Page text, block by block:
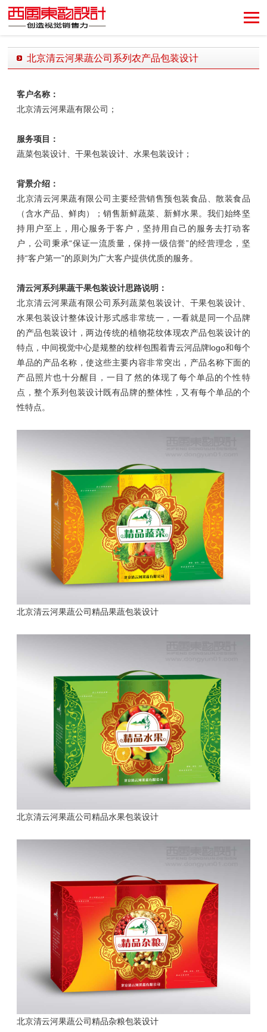
创造视觉销售力！
北京清云河果蔬公司系列农产品包装设计
客户名称：
北京清云河果蔬有限公司；
服务项目：
蔬菜包装设计、干果包装设计、水果包装设计；
背景介绍：
北京清云河果蔬有限公司主要经营销售预包装食品、散装食品
（含水产品、鲜肉）；销售新鲜蔬菜、新鲜水果。我们始终坚
持用户至上，用心服务于客户，坚持用自己的服务去打动客
户，公司秉承“保证一流质量，保持一级信誉”的经营理念，坚
持“客户第一”的原则为广大客户提供优质的服务。
清云河系列果蔬干果包装设计思路说明：
北京清云河果蔬有限公司系列 蔬菜包装设计、干果包装设计、
水果包装设计整体设计形式感非常统一，一看就是同一个品牌
的产品包装设计，两边传统的植物花纹体现农产品包装设计的
特点，中间视觉中心是规整的纹样包围着青云河品牌logo和每个
单品的产品名称，使这些主要内容非常突出，产品名称下面的
产品照片也十分醒目，一目了然的体现了每个单品的个性特
点，整个系列包装设计既有品牌的整体性，又有每个单品的个
性特点。
北京清云河果蔬公司精品果蔬包装设计
北京清云河果蔬公司精品水果包装设计
北京清云河果蔬公司精品杂粮包装设计